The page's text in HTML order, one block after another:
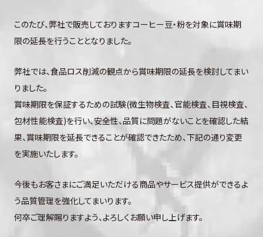
このたび、弊社で販売しておりますコーヒー豆・粉を対象に賞味期
限の延長を行うこととなりました。
弊社では、食品ロス削減の観点から賞味期限の延長を検討してまい
りました。
賞味期限を保証するための試験(微生物検査、官能検査、目視検査、
包材性能検査)を行い、安全性、品質に問題がないことを確認した結
果、賞味期限を延長できることが確認できたため、下記の通り変更
を実施いたします。
今後もお客さまにご満足いただける商品やサービス提供ができるよ
う品質管理を強化してまいります。
何卒ご理解賜りますよう、よろしくお願い申し上げます。